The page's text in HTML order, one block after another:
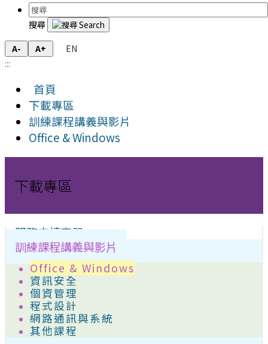
搜尋
A- A+
EN
:::
首頁
下載專區
訓練課程講義與影片
Office & Windows
下載專區
服務申請表單
訓練課程講義與影片
Office & Windows
資訊安全
個資管理
程式設計
網路通訊與系統
其他課程